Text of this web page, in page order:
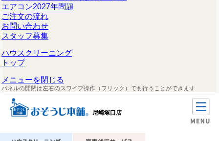
エアコン2027年問題
ご注文の流れ
お問い合わせ
スタッフ募集
ハウスクリーニング
トップ
メニューを閉じる
パネルの開閉は左右のスワイプ操作（フリック）でも行うことができます
尼崎塚口店